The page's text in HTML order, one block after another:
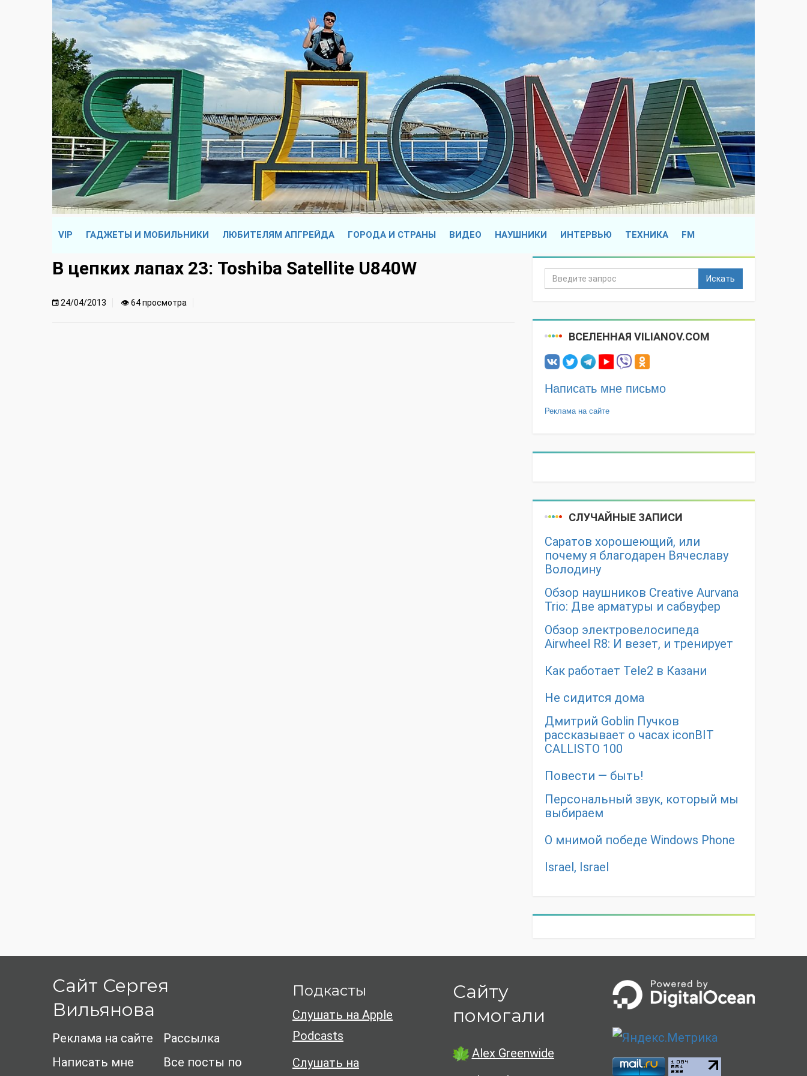
VIP ГАДЖЕТЫ И МОБИЛЬНИКИ ЛЮБИТЕЛЯМ АПГРЕЙДА ГОРОДА И СТРАНЫ ВИДЕО НАУШНИКИ ИНТЕРВЬЮ ТЕХНИКА FM
В цепких лапах 23: Toshiba Satellite U840W
24/04/2013 👁 64 просмотра
Искать
ВСЕЛЕННАЯ VILIANOV.COM
Написать мне письмо
Реклама на сайте
СЛУЧАЙНЫЕ ЗАПИСИ
Саратов хорошеющий, или
почему я благодарен Вячеславу
Володину
Обзор наушников Creative Aurvana
Trio: Две арматуры и сабвуфер
Обзор электровелосипеда
Airwheel R8: И везет, и тренирует
Как работает Tele2 в Казани
Не сидится дома
Дмитрий Goblin Пучков
рассказывает о часах iconBIT
CALLISTO 100
Повести — быть!
Персональный звук, который мы
выбираем
О мнимой победе Windows Phone
Israel, Israel
Сайт Сергея
Вильянова
Реклама на сайте
Написать мне
Рассылка
Все посты по
Подкасты
Слушать на Apple
Podcasts
Слушать на
Сайту
помогали
Alex Greenwide